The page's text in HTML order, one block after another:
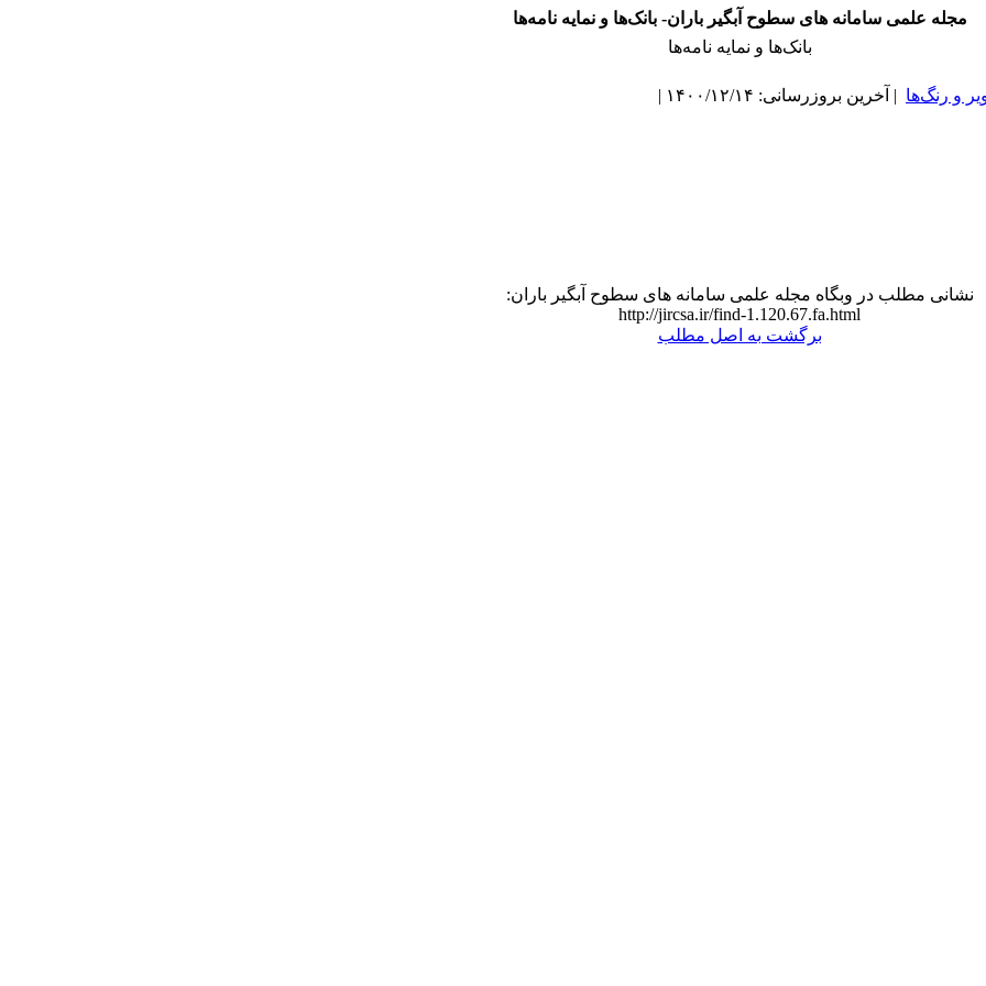
مجله علمی سامانه های سطوح آبگیر باران- بانک‌ها و نمایه نامه‌ها
بانک‌ها و نمایه نامه‌ها
و رنگ‌ها | آخرین بروزرسانی: ۱۴۰۰/۱۲/۱۴ |
نشانی مطلب در وبگاه مجله علمی سامانه های سطوح آبگیر باران:
http://jircsa.ir/find-1.120.67.fa.html
برگشت به اصل مطلب